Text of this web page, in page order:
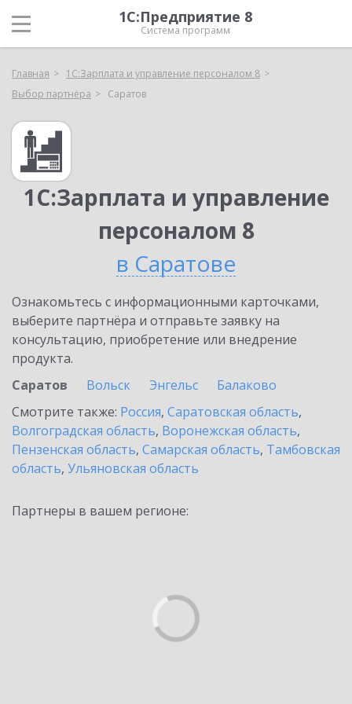
1С:Предприятие 8
Система программ
Главная
1С:Зарплата и управление персоналом 8
Выбор партнёра
Саратов
1С:Зарплата и управление
персоналом 8
в Саратове
Ознакомьтесь с информационными карточками,
выберите партнёра и отправьте заявку на
консультацию, приобретение или внедрение
продукта.
Саратов
Вольск Энгельс
Балаково
Смотрите также: Россия, Саратовская область,
Волгоградская область, Воронежская область,
Пензенская область, Самарская область, Тамбовская
область, Ульяновская область
Партнеры в вашем регионе: